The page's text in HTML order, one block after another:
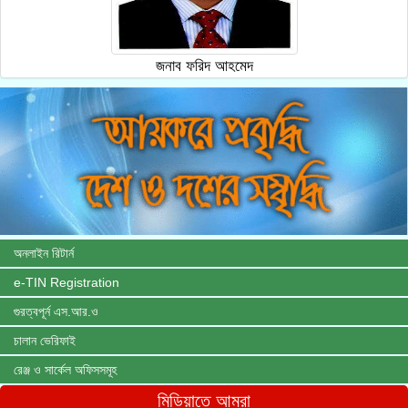
জনাব ফরিদ আহমেদ
অনলাইন রিটার্ন
e-TIN Registration
গুরত্বপূর্ন এস.আর.ও
চালান ভেরিফাই
রেঞ্জ ও সার্কেল অফিসসমূহ
মিডিয়াতে আমরা